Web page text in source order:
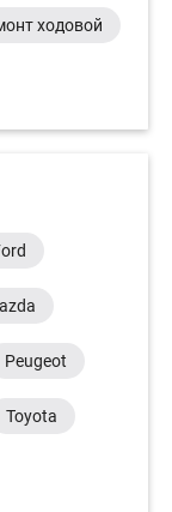
ходовой
Peugeot
Toyota